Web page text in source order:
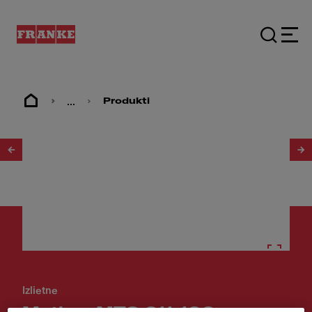
... Produkti
Izlietne